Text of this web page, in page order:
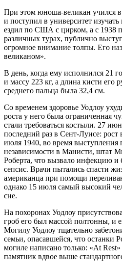
При этом юноша-великан учился
и поступил в университет
ездил по США с цирком, а с 1938
различных турах, публично
огромное внимание толпы. Его
великаном».
В день, когда ему исполнился 21
и массу 223 кг, а длина кисти его
среднего пальца была 32,4 см.
Со временем здоровье Уодлоу
роста у него была ограниченная
стали требоваться костыли. 27
последний раз в Сент-Луисе:
июля 1940, во время выступления
независимости в Манисти, штат
Роберта, что вызвало инфекцию и
сепсис. Врачи пытались спасти
американца при помощи
однако 15 июля самый высокий
сне.
На похоронах Уодлоу
гроб его был массой полтонны, и
Могилу Уодлоу тщательно
семьи, опасавшейся, что останки
могиле написано только: «At
памятник вдвое выше